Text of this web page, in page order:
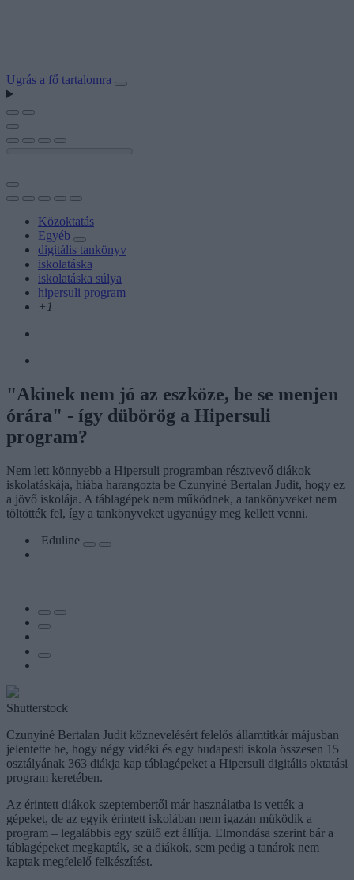
Ugrás a fő tartalomra
Közoktatás
Egyéb
digitális tankönyv
iskolatáska
iskolatáska súlya
hipersuli program
+1
"Akinek nem jó az eszköze, be se menjen
órára" - így dübörög a Hipersuli
program?
Nem lett könnyebb a Hipersuli programban résztvevő diákok
iskolatáskája, hiába harangozta be Czunyiné Bertalan Judit, hogy ez
a jövő iskolája. A táblagépek nem működnek, a tankönyveket nem
töltötték fel, így a tankönyveket ugyanúgy meg kellett venni.
Eduline
Shutterstock
Czunyiné Bertalan Judit köznevelésért felelős államtitkár májusban
jelentette be, hogy négy vidéki és egy budapesti iskola összesen 15
osztályának 363 diákja kap táblagépeket a Hipersuli digitális oktatási
program keretében.
Az érintett diákok szeptembertől már használatba is vették a
gépeket, de az egyik érintett iskolában nem igazán működik a
program – legalábbis egy szülő ezt állítja. Elmondása szerint bár a
táblagépeket megkapták, se a diákok, sem pedig a tanárok nem
kaptak megfelelő felkészítést.